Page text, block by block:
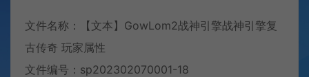
文件名称：【文本】GowLom2战神引擎战神引擎复
古传奇 玩家属性
文件编号：sp202302070001-18